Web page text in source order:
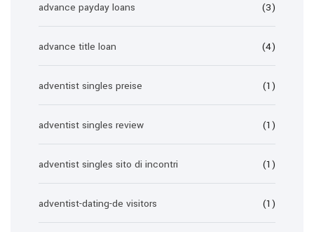
advance payday loans (3)
advance title loan (4)
adventist singles preise (1)
adventist singles review (1)
adventist singles sito di incontri (1)
adventist-dating-de visitors (1)